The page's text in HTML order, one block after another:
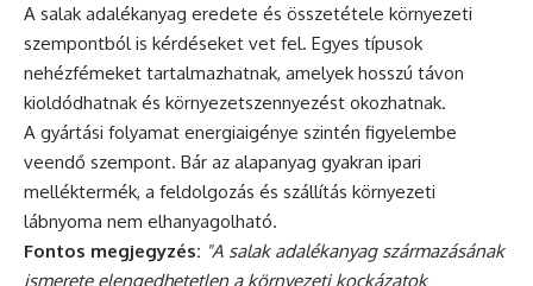
A salak adalékanyag eredete és összetétele környezeti
szempontból is kérdéseket vet fel. Egyes típusok
nehézfémeket tartalmazhatnak, amelyek hosszú távon
kioldódhatnak és környezetszennyezést okozhatnak.
A gyártási folyamat energiaigénye szintén figyelembe
veendő szempont. Bár az alapanyag gyakran ipari
melléktermék, a feldolgozás és szállítás környezeti
lábnyoma nem elhanyagolható.
Fontos megjegyzés: "A salak adalékanyag származásának
ismerete elengedhetetlen a környezeti kockázatok